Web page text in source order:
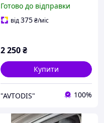
підлокітник) Favorite
Готово до відправки
від375₴/міс
2 250₴
Купити
"AVTODIS" 100%